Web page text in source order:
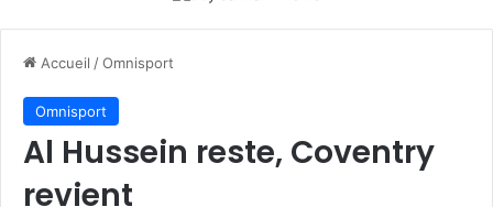
Accueil /Omnisport
Omnisport
Al Hussein reste, Coventry
revient